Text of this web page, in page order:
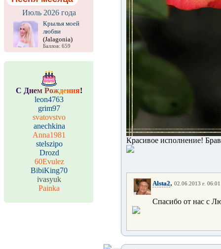
Июль 2026 года
Крылья моей
любви
(Jalagonia)
Баллов: 659
С Днем Рождения!
leon4763
grim97
svatovstvo
anechkina
Anna1981
stelszipo
Drozd
60Evulez
BibiKing70
ivasyuk
Painka
Красивое исполнение!
Alsta2, 02.06.2013 г. 06:01
Спасибо от нас с